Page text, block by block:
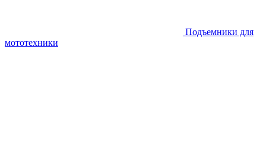
Подъемники для
мототехники